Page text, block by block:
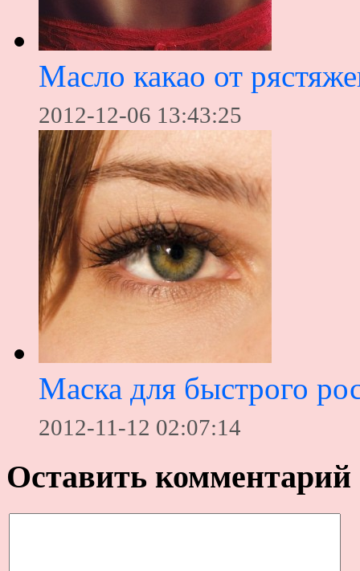
Масло какао от
2012-12-06 13:43:25
Маска для быстрого
2012-11-12 02:07:14
Оставить комментарий